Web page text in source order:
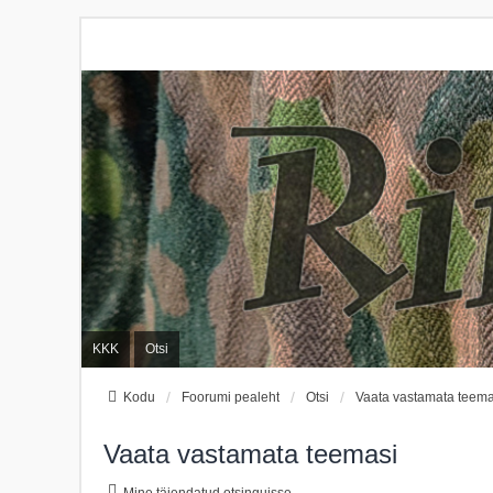
KKK Otsi
Kodu Foorumi pealeht Otsi Vaata vastamata
Vaata vastamata teemasi